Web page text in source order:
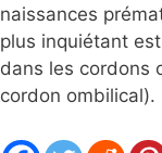
naissances
plus inquiétant
dans les cordons
cordon ombilical).